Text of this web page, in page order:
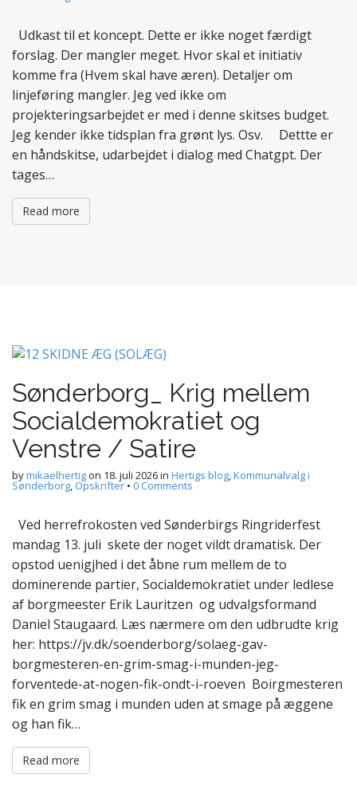
Udkast til et koncept. Dette er ikke noget færdigt
forslag. Der mangler meget. Hvor skal et initiativ
komme fra (Hvem skal have æren). Detaljer om
linjeføring mangler. Jeg ved ikke om
projekteringsarbejdet er med i denne skitses budget.
Jeg kender ikke tidsplan fra grønt lys. Osv. Dettte er
en håndskitse, udarbejdet i dialog med Chatgpt. Der
tages…
Read more
Sønderborg_ Krig mellem
Socialdemokratiet og
Venstre / Satire
bymikaelhertigon 18. juli 2026in Hertigs blog,Kommunalvalg i
Sønderborg, Opskrifter • 0 Comments
Ved herrefrokosten ved Sønderbirgs Ringriderfest
mandag 13. juli skete der noget vildt dramatisk. Der
opstod uenigjhed i det åbne rum mellem de to
dominerende partier, Socialdemokratiet under ledlese
af borgmeester Erik Lauritzen og udvalgsformand
Daniel Staugaard. Læs nærmere om den udbrudte krig
her: https://jv.dk/soenderborg/solaeg-gav-
borgmesteren-en-grim-smag-i-munden-jeg-
forventede-at-nogen-fik-ondt-i-roeven Boirgmesteren
fik en grim smag i munden uden at smage på æggene
og han fik…
Read more